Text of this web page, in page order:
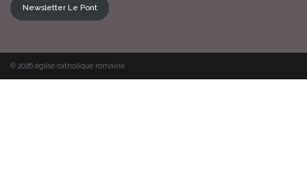
Newsletter Le Pont
© 2026 église catholique romaine